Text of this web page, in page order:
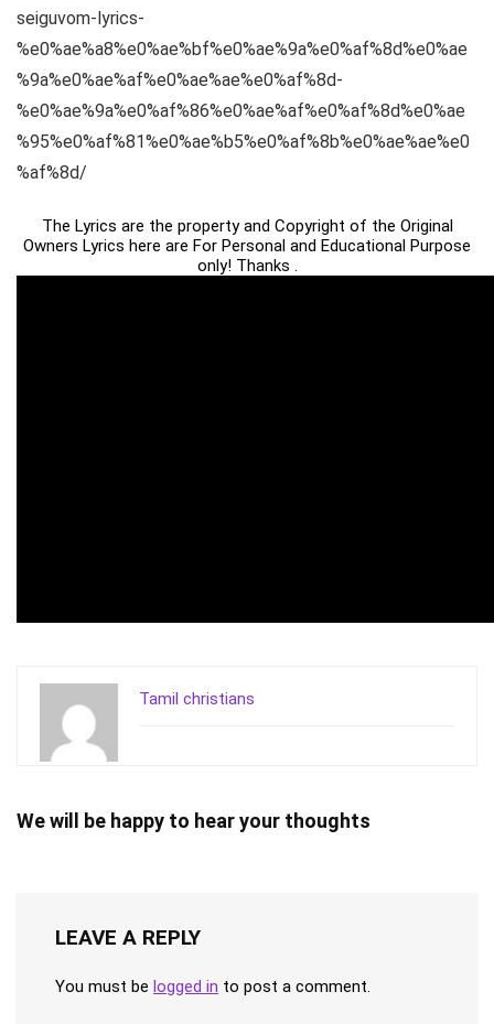
seiguvom-lyrics-
%e0%ae%a8%e0%ae%bf%e0%ae%9a%e0%af%8d%e0%ae
%9a%e0%ae%af%e0%ae%ae%e0%af%8d-
%e0%ae%9a%e0%af%86%e0%ae%af%e0%af%8d%e0%ae
%95%e0%af%81%e0%ae%b5%e0%af%8b%e0%ae%ae%e0
%af%8d/
The Lyrics are the property and Copyright of the Original
Owners Lyrics here are For Personal and Educational Purpose
only! Thanks .
Tamil christians
We will be happy to hear your thoughts
LEAVE A REPLY
You must be logged in to post a comment.